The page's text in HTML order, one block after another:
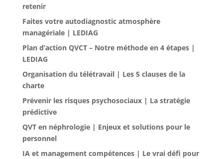
retenir
Faites votre autodiagnostic atmosphère
managériale | LEDIAG
Plan d’action QVCT – Notre méthode en 4 étapes |
LEDIAG
Organisation du télétravail | Les 5 clauses de la
charte
Prévenir les risques psychosociaux | La stratégie
prédictive
QVT en néphrologie | Enjeux et solutions pour le
personnel
IA et management compétences | Le vrai défi pour